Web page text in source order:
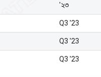
'২৩
Q3 '23
Q3 '23
Q3 '23